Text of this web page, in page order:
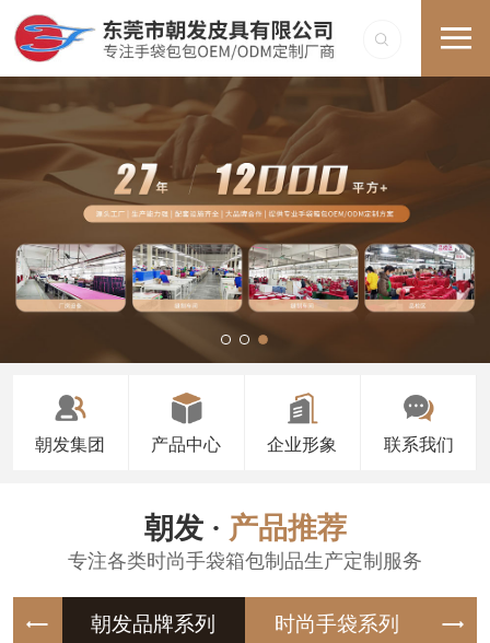
朝发集团 产品中心 企业形象 联系我们
朝发 · 产品推荐
专注各类时尚手袋箱包制品生产定制服务
朝发品牌 时尚手袋